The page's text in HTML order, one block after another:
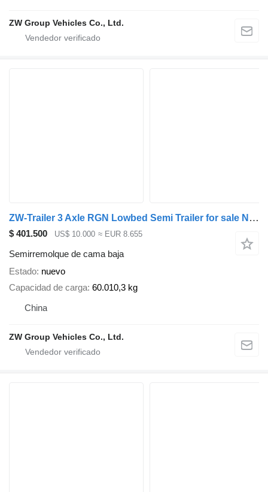
ZW Group Vehicles Co., Ltd.
ZW-Trailer 3 Axle RGN Lowbed Semi Trailer for sale Nigeria
$ 401.500 US$ 10.000 ≈ EUR 8.655
Semirremolque de cama baja
Estado nuevo
Capacidad de carga 60.010,3 kg
China
ZW Group Vehicles Co., Ltd.